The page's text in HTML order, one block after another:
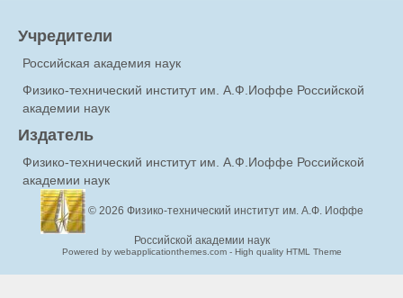
Учредители
Российская академия наук
Физико-технический институт им. А.Ф.Иоффе Российской
академии наук
Издатель
Физико-технический институт им. А.Ф.Иоффе Российской
академии наук
© 2026 Физико-технический институт им. А.Ф. Иоффе
Российской академии наук
Powered by webapplicationthemes.com - High quality HTML Theme